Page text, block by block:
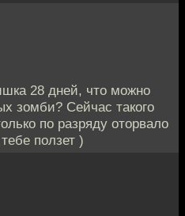
28 дней, что можно
зомби? Сейчас такого
по разряду оторвало
ползет )